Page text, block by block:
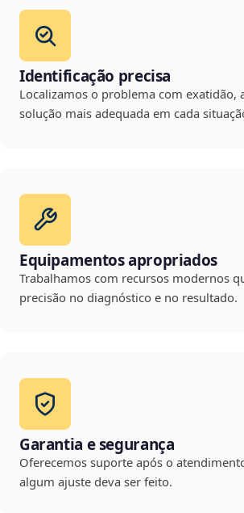
Identificação precisa
Localizamos o problema com exatidão,
solução mais adequada em cada
Equipamentos apropriados
Trabalhamos com recursos modernos
precisão no diagnóstico e no resultado.
Garantia e segurança
Oferecemos suporte após o
algum ajuste deva ser feito.